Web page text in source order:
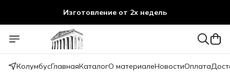
Изготовление от 2х недель
КолумбусГлавнаяКаталогО материалеНовостиОплата